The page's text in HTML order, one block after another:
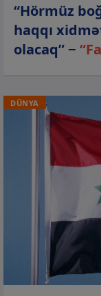
“Hörmüz
haqqı
olacaq” −
DÜNYA